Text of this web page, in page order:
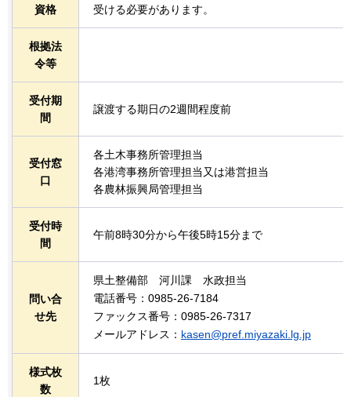
資格
受ける必要があります。
根拠法
令等
受付期
間
譲渡する期日の2週間程度前
受付窓
口
各土木事務所管理担当
各港湾事務所管理担当又は港営担当
各農林振興局管理担当
受付時
間
午前8時30分から午後5時15分まで
問い合
せ先
県土整備部 河川課 水政担当
電話番号：0985-26-7184
ファックス番号：0985-26-7317
メールアドレス： kasen@pref.miyazaki.lg.jp
様式枚
数
1枚